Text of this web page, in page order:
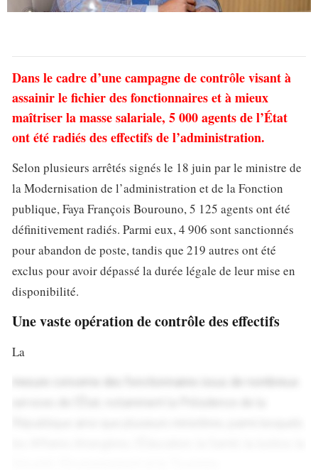
Dans le cadre d’une campagne de contrôle visant à
assainir le fichier des fonctionnaires et à mieux
maîtriser la masse salariale, 5 000 agents de l’État
ont été radiés des effectifs de l’administration.
Selon plusieurs arrêtés signés le 18 juin par le ministre de
la Modernisation de l’administration et de la Fonction
publique, Faya François Bourouno, 5 125 agents ont été
définitivement radiés. Parmi eux, 4 906 sont sanctionnés
pour abandon de poste, tandis que 219 autres ont été
exclus pour avoir dépassé la durée légale de leur mise en
disponibilité.
Une vaste opération de contrôle des effectifs
La